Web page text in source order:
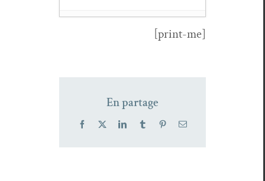
Tra­ver­
n°2- 6
mai 2022
n°100- 5
[print-me]
En partage
Facebook LinkedInTumblr PinterestEmail